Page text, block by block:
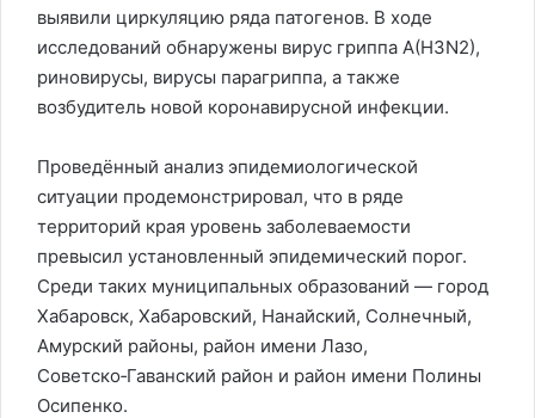
выявили циркуляцию ряда патогенов. В ходе
исследований обнаружены вирус гриппа A(H3N2),
риновирусы, вирусы парагриппа, а также
возбудитель новой коронавирусной инфекции.
Проведённый анализ эпидемиологической
ситуации продемонстрировал, что в ряде
территорий края уровень заболеваемости
превысил установленный эпидемический порог.
Среди таких муниципальных образований — город
Хабаровск, Хабаровский, Нанайский, Солнечный,
Амурский районы, район имени Лазо,
Советско‑Гаванский район и район имени Полины
Осипенко.